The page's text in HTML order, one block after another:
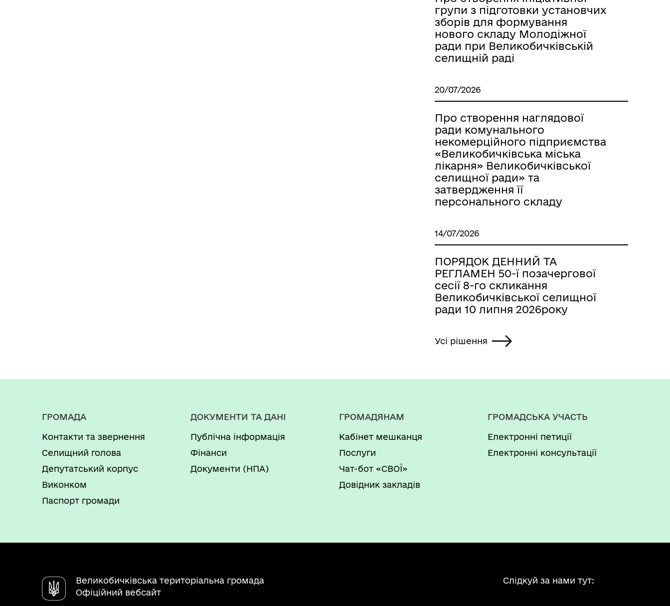
групи з підготовки установчих
зборів для формування
нового складу Молодіжної
ради при Великобичківській
селищній раді
20/07/2026
Про створення наглядової
ради комунального
некомерційного підприємства
«Великобичківська міська
лікарня» Великобичківської
селищної ради» та
затвердження її
персонального складу
14/07/2026
ПОРЯДОК ДЕННИЙ ТА
РЕГЛАМЕН 50-ї позачергової
сесії 8-го скликання
Великобичківської селищної
ради 10 липня 2026року
Усі рішення
ГРОМАДА
Контакти та звернення
Селищний голова
Депутатський корпус
Виконком
Паспорт громади
ДОКУМЕНТИ ТА ДАНІ
Публічна інформація
Фінанси
Документи (НПА)
ГРОМАДЯНАМ
Кабінет мешканця
Послуги
Чат-бот «СВОЇ»
Довідник закладів
ГРОМАДСЬКА УЧАСТЬ
Електронні петиції
Електронні консультації
Великобичківська територіальна громада
Офіційний вебсайт
Слідкуй за нами тут: